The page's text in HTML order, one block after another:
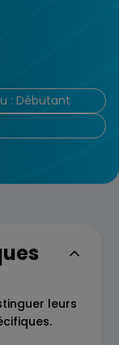
: Débutant
leurs